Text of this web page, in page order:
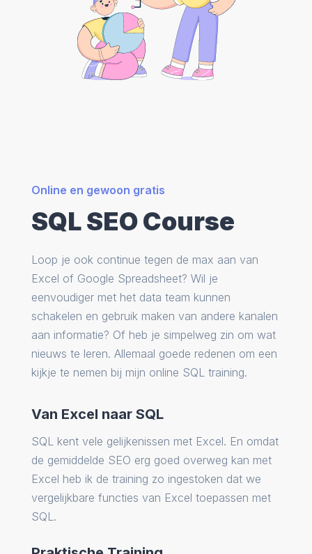
Online en gewoon gratis
SQL SEO Course
Loop je ook continue tegen de max aan van
Excel of Google Spreadsheet? Wil je
eenvoudiger met het data team kunnen
schakelen en gebruik maken van andere kanalen
aan informatie? Of heb je simpelweg zin om wat
nieuws te leren. Allemaal goede redenen om een
kijkje te nemen bij mijn online SQL training.
Van Excel naar SQL
SQL kent vele gelijkenissen met Excel. En omdat
de gemiddelde SEO erg goed overweg kan met
Excel heb ik de training zo ingestoken dat we
vergelijkbare functies van Excel toepassen met
SQL.